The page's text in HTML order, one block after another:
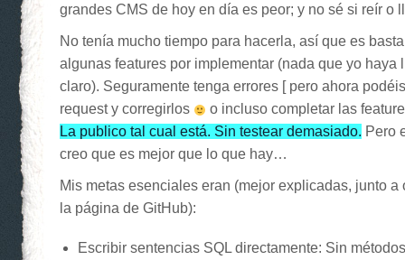
grandes CMS de hoy en día es peor; y no sé si reír o
No tenía mucho tiempo para hacerla, así que es
algunas features por implementar (nada que yo haya
claro). Seguramente tenga errores [ pero ahora
request y corregirlos
o incluso completar las
La publico tal cual está. Sin testear demasiado. Pero
creo que es mejor que lo que hay…
Mis metas esenciales eran (mejor explicadas, junto a
la página de GitHub):
Escribir sentencias SQL directamente: Sin